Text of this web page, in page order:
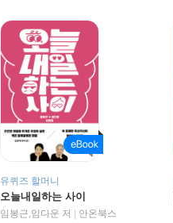
유퀴즈 할머니
오늘내일하는 사이
임봉근,임다운 저
안온북스